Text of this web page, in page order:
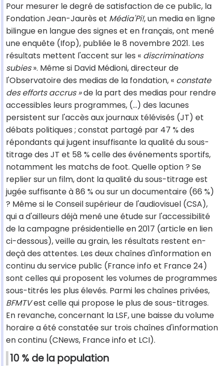
Pour mesurer le degré de satisfaction de ce public, la
Fondation Jean-Jaurès et Média'Pi!, un media en ligne
bilingue en langue des signes et en français, ont mené
une enquête (Ifop), publiée le 8 novembre 2021. Les
résultats mettent l'accent sur les « discriminations
subies». Même si David Médioni, directeur de
l'Observatoire des medias de la fondation, « constate
des efforts accrus »de la part des medias pour rendre
accessibles leurs programmes, (...) des lacunes
persistent sur l'accès aux journaux télévisés (JT) et
débats politiques ; constat partagé par 47 % des
répondants qui jugent insuffisante la qualité du sous-
titrage des JT et 58 % celle des événements sportifs,
notamment les matchs de foot. Quelle option ? Se
replier sur un film, dont la qualité du sous-titrage est
jugée suffisante à 86 % ou sur un documentaire (66 %)
? Même si le Conseil supérieur de l'audiovisuel (CSA),
qui a d'ailleurs déjà mené une étude sur l'accessibilité
de la campagne présidentielle en 2017 (article en lien
ci-dessous), veille au grain, les résultats restent en-
deçà des attentes. Les deux chaînes d'information en
continu du service public (France info et France 24)
sont celles qui proposent les volumes de programmes
sous-titrés les plus élevés. Parmi les chaînes privées,
BFMTVest celle qui propose le plus de sous-titrages.
En revanche, concernant la LSF, une baisse du volume
horaire a été constatée sur trois chaînes d'information
en continu (CNews, France info et LCI).
10 % de la population